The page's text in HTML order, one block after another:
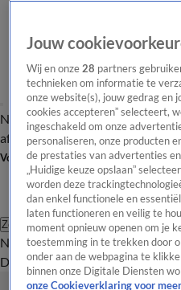
Nieuws van de DagOpinie van
afleveringVideo's Nieuws van
Volg Nieuws van de Dag
Zoeken
Nieuws van de DagOpinie van
Dag
Video'sUitzendingen
Jouw
Wij en onze28 partners
technieken om informatie te
onze website(s), jouw gedrag en
cookies accepteren” selecteert,
ingeschakeld om onze
personaliseren, onze producten
de prestaties van advertenties
„Huidige keuze opslaan”
worden deze
dan enkel functionele en
laten functioneren en veilig te
moment opnieuw openen om je
toestemming in te trekken door
onder aan de webpagina te
binnen onze Digitale Diensten
onze Cookieverklaring voor